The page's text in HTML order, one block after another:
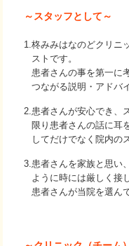
～スタッフとして～
1.柊みみはなのどクリニ
ストです。
患者さんの事を第一に
つながる説明・アドバ
2.患者さんが安心でき、
限り患者さんの話に耳
してだけでなく院内の
3.患者さんを家族と思い
ように時には厳しく接
患者さんが当院を選ん